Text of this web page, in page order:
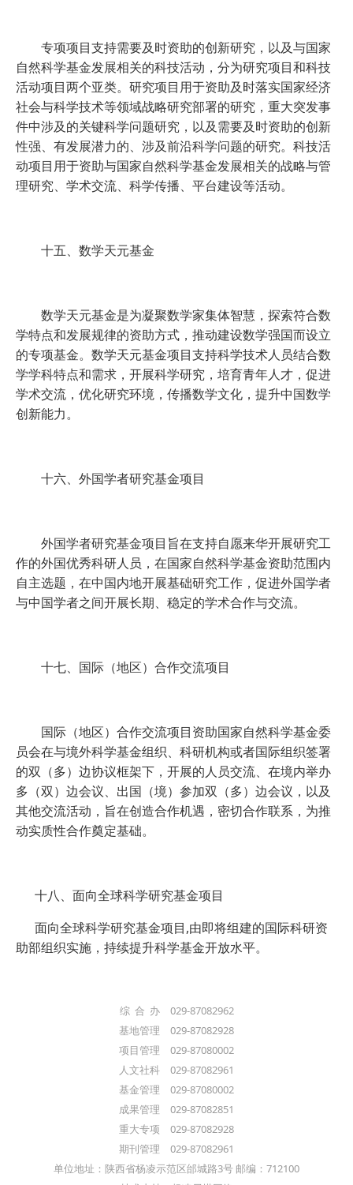
专项项目支持需要及时资助的创新研究，以及与国家
自然科学基金发展相关的科技活动，分为研究项目和科技
活动项目两个亚类。研究项目用于资助及时落实国家经济
社会与科学技术等领域战略研究部署的研究，重大突发事
件中涉及的关键科学问题研究，以及需要及时资助的创新
性强、有发展潜力的、涉及前沿科学问题的研究。科技活
动项目用于资助与国家自然科学基金发展相关的战略与管
理研究、学术交流、科学传播、平台建设等活动。
十五、数学天元基金
数学天元基金是为凝聚数学家集体智慧，探索符合数
学特点和发展规律的资助方式，推动建设数学强国而设立
的专项基金。数学天元基金项目支持科学技术人员结合数
学学科特点和需求，开展科学研究，培育青年人才，促进
学术交流，优化研究环境，传播数学文化，提升中国数学
创新能力。
十六、外国学者研究基金项目
外国学者研究基金项目旨在支持自愿来华开展研究工
作的外国优秀科研人员，在国家自然科学基金资助范围内
自主选题，在中国内地开展基础研究工作，促进外国学者
与中国学者之间开展长期、稳定的学术合作与交流。
十七、国际（地区）合作交流项目
国际（地区）合作交流项目资助国家自然科学基金委
员会在与境外科学基金组织、科研机构或者国际组织签署
的双（多）边协议框架下，开展的人员交流、在境内举办
多（双）边会议、出国（境）参加双（多）边会议，以及
其他交流活动，旨在创造合作机遇，密切合作联系，为推
动实质性合作奠定基础。
十八、面向全球科学研究基金项目
面向全球科学研究基金项目,由即将组建的国际科研资
助部组织实施，持续提升科学基金开放水平。
综 合 办 029-87082962
基地管理 029-87082928
项目管理 029-87080002
人文社科 029-87082961
基金管理 029-87080002
成果管理 029-87082851
重大专项 029-87082928
期刊管理 029-87082961
单位地址：陕西省杨凌示范区邰城路3号 邮编：712100